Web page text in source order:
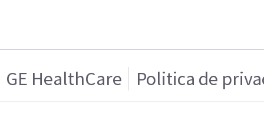
GE HealthCare Politica de